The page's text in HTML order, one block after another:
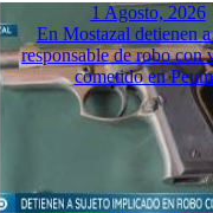
1 Agosto, 2026
En Mostazal detienen
responsable de robo con
cometido en